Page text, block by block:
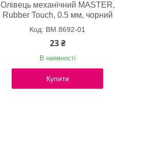
Олівець механічний MASTER,
Rubber Touch, 0.5 мм, чорний
BM.8692-01
23 ₴
В наявності
Купити